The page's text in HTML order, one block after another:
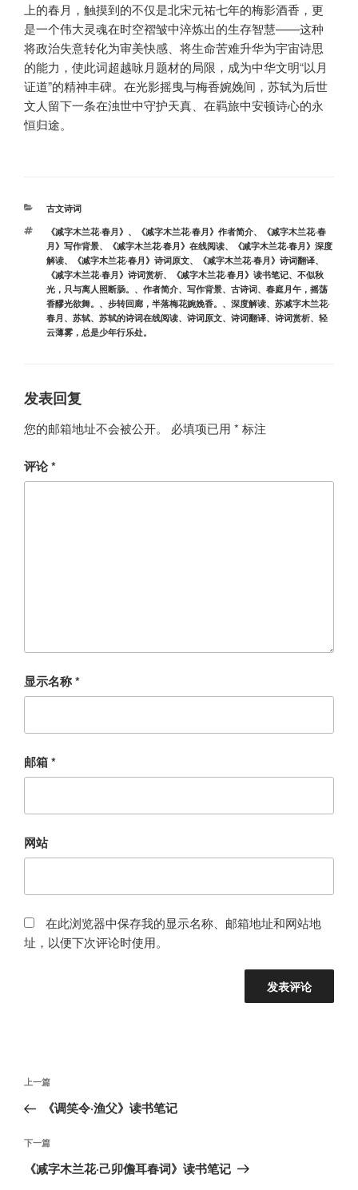
上的春月，触摸到的不仅是北宋元祐七年的梅影酒香，更
是一个伟大灵魂在时空褶皱中淬炼出的生存智慧——这种
将政治失意转化为审美快感、将生命苦难升华为宇宙诗思
的能力，使此词超越咏月题材的局限，成为中华文明“以月
证道”的精神丰碑。在光影摇曳与梅香婉娩间，苏轼为后世
文人留下一条在浊世中守护天真、在羁旅中安顿诗心的永
恒归途。
分
古文诗词
标
签
《减字木兰花·春月》 、 《减字木兰花·春月》作者简介、
《减字木兰花·春
月》写作背景、 《减字木兰花·春月》在线阅读、
《减字木兰花·春月》深度
解读、 《减字木兰花·春月》诗词原文、 《减字木兰花·春月》诗词翻译、
《减字木兰花·春月》诗词赏析、 《减字木兰花·春月》读书笔记、 不似秋
光，只与离人照断肠。 、 作者简介、 写作背景、 古诗词、 春庭月午，摇荡
香醪光欲舞。 、 步转回廊，半落梅花婉娩香。 、 深度解读、 苏减字木兰花·
春月 、 苏轼、 苏轼的诗词在线阅读、 诗词原文、 诗词翻译、 诗词赏析、 轻
云薄雾，总是少年行乐处。
发表回复
您的邮箱地址不会被公开。 必填项已用 * 标注
评论*
显示名称*
邮箱*
网站
在此浏览器中保存我的显示名称、邮箱地址和网站地
址，以便下次评论时使用。
文
导
航
上
一
文
章
上一篇
《调笑令·渔父》读书笔记
下
一
下一篇
《减字木兰花·己卯儋耳春词》读书笔记